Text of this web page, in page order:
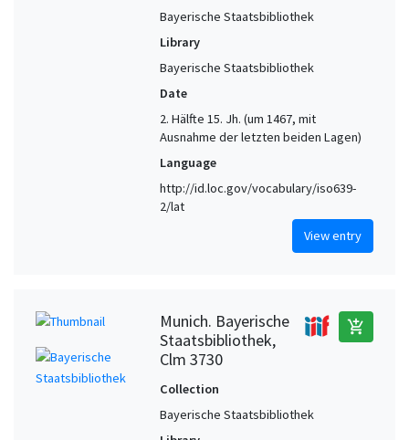
Bayerische Staatsbibliothek
Library
Bayerische Staatsbibliothek
Date
2. Hälfte 15. Jh. (um 1467, mit
Ausnahme der letzten beiden Lagen)
Language
http://id.loc.gov/vocabulary/iso639-
2/lat
View entry
Munich. Bayerische
Staatsbibliothek,
Clm 3730
add_shopping_cart
Collection
Bayerische Staatsbibliothek